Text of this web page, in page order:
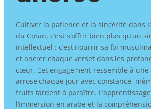
Cultiver la patience et la sincérité dans
du Coran, c’est s’offrir bien plus qu’un
intellectuel : c’est nourrir sa foi
et ancrer chaque verset dans les
cœur. Cet engagement ressemble à une
arrose chaque jour avec constance,
fruits tardent à paraître. L’apprentissage
l’immersion en arabe et la